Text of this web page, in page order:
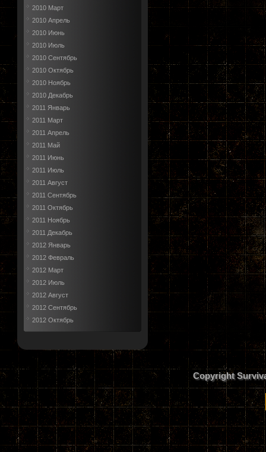
2010 Март
2010 Апрель
2010 Июнь
2010 Июль
2010 Сентябрь
2010 Октябрь
2010 Ноябрь
2010 Декабрь
2011 Январь
2011 Март
2011 Апрель
2011 Май
2011 Июнь
2011 Июль
2011 Август
2011 Сентябрь
2011 Октябрь
2011 Ноябрь
2011 Декабрь
2012 Январь
2012 Февраль
2012 Март
2012 Июль
2012 Август
2012 Сентябрь
2012 Октябрь
Copyright